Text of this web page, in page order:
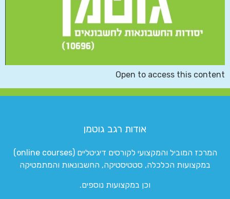
Open to access this content
אודות רגב גוטמן
המרכז המוביל והמקצועי לקורסים דיגיטליים (online courses)
במקצועות הכלכלה, סטטיסטיקה, החשבונאות והמתמטיקה
וכן במקצועות נוספים.